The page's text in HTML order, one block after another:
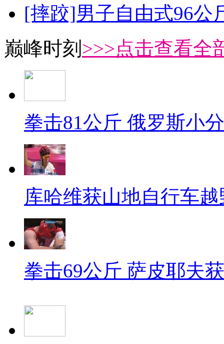
[摔跤]男子自由式96公
巅峰时刻 >>>点击查看全
拳击81公斤 俄罗斯小
库哈维获山地自行车
拳击69公斤 萨皮耶夫